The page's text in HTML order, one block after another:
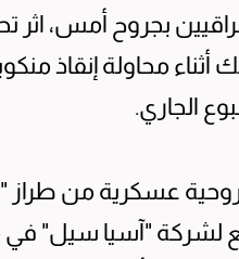
بجروح أمس، اثر
محاولة إنقاذ
الجاري.
لشركة "آسيا سيل"